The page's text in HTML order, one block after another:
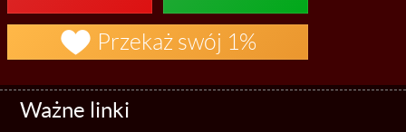
 Przekaż swój 1%
Ważne linki